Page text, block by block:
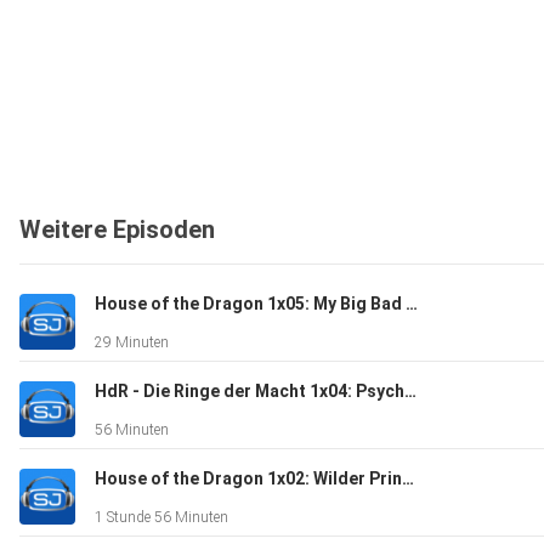
Weitere Episoden
House of the Dragon 1x05: My Big Bad Valyrian Wedding
29 Minuten
HdR - Die Ringe der Macht 1x04: Psychomithriller
56 Minuten
House of the Dragon 1x02: Wilder Prinz, gemeiner Eierdieb
1 Stunde 56 Minuten